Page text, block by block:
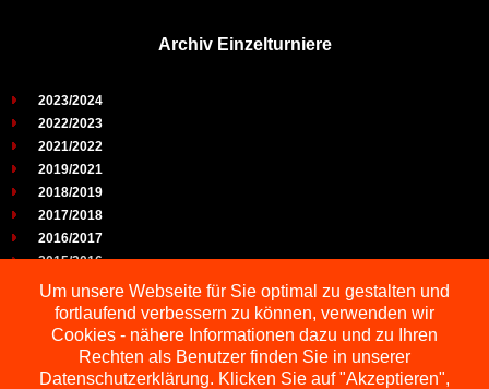
Archiv Einzelturniere
2023/2024
2022/2023
2021/2022
2019/2021
2018/2019
2017/2018
2016/2017
2015/2016
2014/2015
2013/2014
2012/2013
2011/2012
2010/2011
Um unsere Webseite für Sie optimal zu gestalten und
fortlaufend verbessern zu können, verwenden wir
Cookies - nähere Informationen dazu und zu Ihren
Rechten als Benutzer finden Sie in unserer
Datenschutzerklärung. Klicken Sie auf "Akzeptieren",